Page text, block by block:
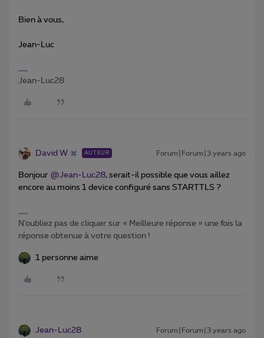
Bien à vous,
Jean-Luc
Jean-Luc28
David W AUTEUR Forum|Forum|3 years ago
Bonjour @Jean-Luc28, serait-il possible que vous aillez
encore au moins 1 device configuré sans STARTTLS ?
N’oubliez pas de cliquer sur « Meilleure réponse » une fois la
réponse obtenue à votre question !
1 personne aime
Jean-Luc28 Forum|Forum|3 years ago